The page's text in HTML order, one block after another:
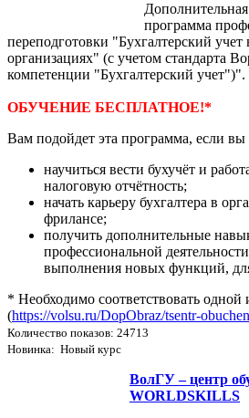
программа
переподготовки "Бухгалтерский учет
организациях" (с учетом стандарта
компетенции "Бухгалтерский учет")".
ОБУЧЕНИЕ БЕСПЛАТНОЕ!*
Вам подойдет эта программа, если вы
научиться вести бухучёт и
налоговую отчётность;
начать карьеру бухгалтера в
фрилансе;
получить дополнительные
профессиональной
выполнения новых функций,
* Необходимо соответствовать одной
(https://volsu.ru/DopObraz/tsentr-
Количество показов: 24713
Новинка: Новый курс
ВолГУ – центр
WORLDSKILLS